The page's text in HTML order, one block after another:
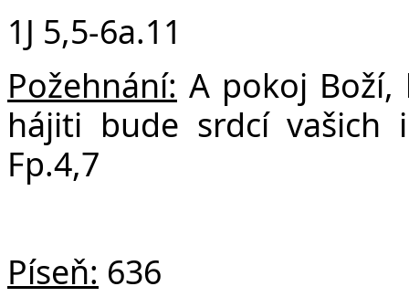
1J 5,5-6a.11
Požehnání: A pokoj Boží,
hájiti bude srdcí vašich
Fp.4,7
Píseň: 636